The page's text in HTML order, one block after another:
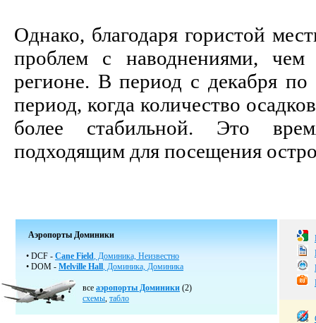
Однако, благодаря гористой
проблем с наводнениями,
регионе. В период с декабря по
период, когда количество
более стабильной. Это
подходящим для посещения
Аэропорты Доминики
• DCF - Cane Field, Доминика, Неизвестно
• DOM - Melville Hall, Доминика, Доминика
все аэропорты Доминики (2)
схемы, табло